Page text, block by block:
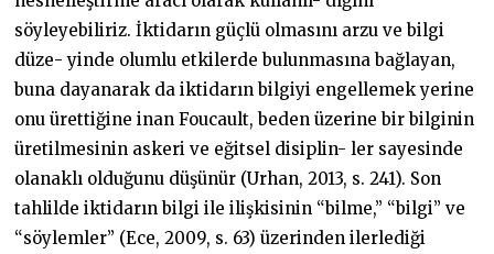
söyleyebiliriz. İktidarın güçlü olmasını arzu ve bilgi
düze- yinde olumlu etkilerde bulunmasına bağlayan,
buna dayanarak da iktidarın bilgiyi engellemek yerine
onu ürettiğine inan Foucault, beden üzerine bir bilginin
üretilmesinin askeri ve eğitsel disiplin- ler sayesinde
olanaklı olduğunu düşünür (Urhan, 2013, s. 241). Son
tahlilde iktidarın bilgi ile ilişkisinin “bilme,” “bilgi” ve
“söylemler” (Ece, 2009, s. 63) üzerinden ilerlediği